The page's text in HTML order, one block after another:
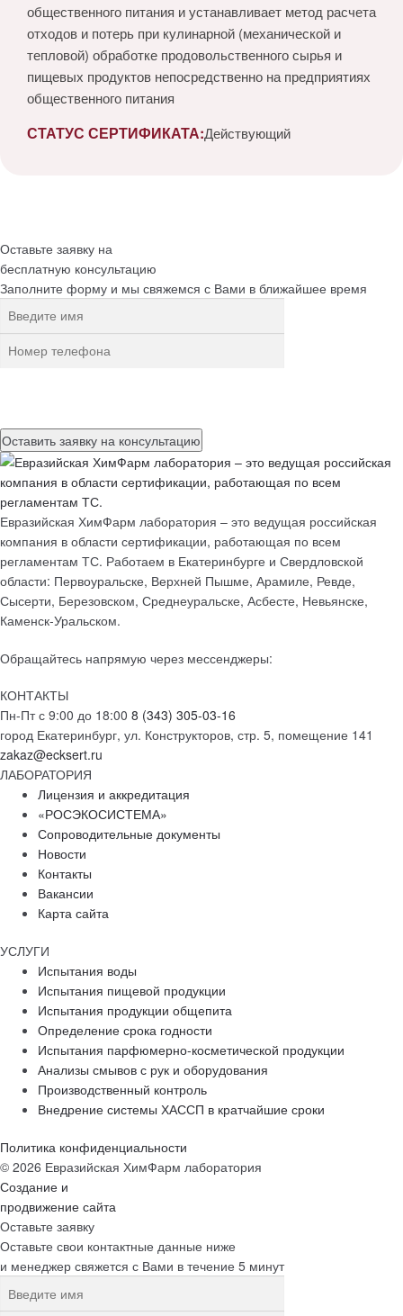
общественного питания и устанавливает метод расчета
отходов и потерь при кулинарной (механической и
тепловой) обработке продовольственного сырья и
пищевых продуктов непосредственно на предприятиях
общественного питания
СТАТУС СЕРТИФИКАТА:Действующий
Оставьте заявку на
бесплатную консультацию
Заполните форму и мы свяжемся с Вами в ближайшее время
Евразийская ХимФарм лаборатория – это ведущая российская
компания в области сертификации, работающая по всем
регламентам ТС. Работаем в Екатеринбурге и Свердловской
области: Первоуральске, Верхней Пышме, Арамиле, Ревде,
Сысерти, Березовском, Среднеуральске, Асбесте, Невьянске,
Каменск-Уральском.
Обращайтесь напрямую через мессенджеры:
КОНТАКТЫ
Пн-Пт с 9:00 до 18:00 8 (343) 305-03-16
город Екатеринбург, ул. Конструкторов, стр. 5, помещение 141
zakaz@ecksert.ru
ЛАБОРАТОРИЯ
Лицензия и аккредитация
«РОСЭКОСИСТЕМА»
Сопроводительные документы
Новости
Контакты
Вакансии
Карта сайта
УСЛУГИ
Испытания воды
Испытания пищевой продукции
Испытания продукции общепита
Определение срока годности
Испытания парфюмерно-косметической продукции
Анализы смывов с рук и оборудования
Производственный контроль
Внедрение системы ХАССП в кратчайшие сроки
Политика конфиденциальности
© 2026 Евразийская ХимФарм лаборатория
Создание и
продвижение сайта
Оставьте заявку
Оставьте свои контактные данные ниже
и менеджер свяжется с Вами в течение 5 минут